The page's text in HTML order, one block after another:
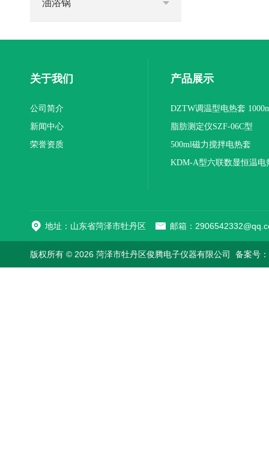
油浴锅
关于我们
公司简介
新闻中心
荣誉资质
产品展示
DZTW调温型电热套
联
脂肪测定仪SZF-06C型
500ml磁力搅拌电热套
KDM-A型六联数显恒温电
地址：山东省菏泽市牡丹区 邮箱：
版权所有 © 2026 菏泽市牡丹区俊腾电子仪器有限公司 备案号